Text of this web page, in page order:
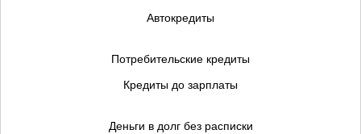
Автокредиты
Потребительские кредиты
Кредиты до зарплаты
Деньги в долг без расписки